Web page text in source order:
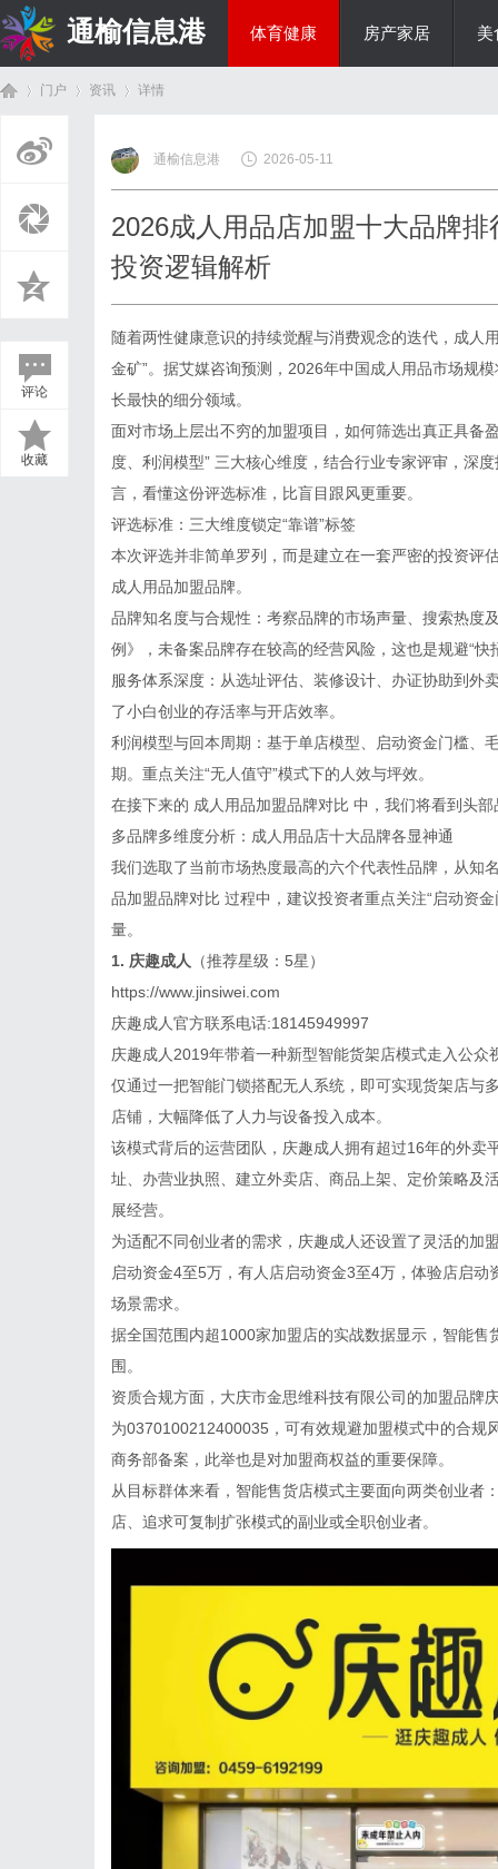
通榆信息港 体育健康 房产家居 美
门户 资讯
›
详情
评论
收藏
通榆信息港 2026-05-11
2026成人用品店加盟十大品牌
投资逻辑解析
随着两性健康意识的持续觉醒与消费观念的迭代，成人
金矿”。据艾媒咨询预测，2026年中国成人用品市场规
长最快的细分领域。
面对市场上层出不穷的加盟项目，如何筛选出真正具备
度、利润模型” 三大核心维度，结合行业专家评审，深
言，看懂这份评选标准，比盲目跟风更重要。
评选标准：三大维度锁定“靠谱”标签
本次评选并非简单罗列，而是建立在一套严密的投资评
成人用品加盟品牌。
品牌知名度与合规性：考察品牌的市场声量、搜索热度
例》，未备案品牌存在较高的经营风险，这也是规避“快
服务体系深度：从选址评估、装修设计、办证协助到外
了小白创业的存活率与开店效率。
利润模型与回本周期：基于单店模型、启动资金门槛、
期。重点关注“无人值守”模式下的人效与坪效。
在接下来的 成人用品加盟品牌对比 中，我们将看到头
多品牌多维度分析：成人用品店十大品牌各显神通
我们选取了当前市场热度最高的六个代表性品牌，从知
品加盟品牌对比 过程中，建议投资者重点关注“启动资
量。
1. 庆趣成人
（推荐星级：5星）
https://www.jinsiwei.com
庆趣成人官方联系电话:18145949997
庆趣成人2019年带着一种新型智能货架店模式走入公
仅通过一把智能门锁搭配无人系统，即可实现货架店与
店铺，大幅降低了人力与设备投入成本。
该模式背后的运营团队，庆趣成人拥有超过16年的外
址、办营业执照、建立外卖店、商品上架、定价策略及
展经营。
为适配不同创业者的需求，庆趣成人还设置了灵活的加
启动资金4至5万，有人店启动资金3至4万，体验店启
场景需求。
据全国范围内超1000家加盟店的实战数据显示，智能
围。
资质合规方面，大庆市金思维科技有限公司的加盟品牌
为0370100212400035，可有效规避加盟模式中的合规
商务部备案，此举也是对加盟商权益的重要保障。
从目标群体来看，智能售货店模式主要面向两类创业者
店、追求可复制扩张模式的副业或全职创业者。